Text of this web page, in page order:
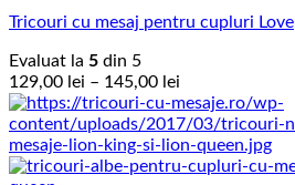
Tricouri cu mesaj pentru cupluri Love
Evaluat la 5 din 5
129,00 lei – 145,00 lei
de
prețuri:
129,00 lei
până